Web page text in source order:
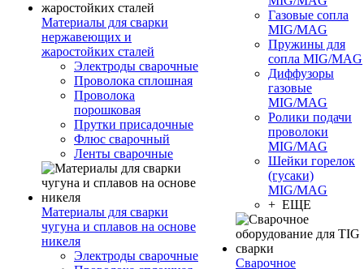
Материалы для сварки
нержавеющих и
жаростойких сталей
Электроды сварочные
Проволока сплошная
Проволока
порошковая
Прутки присадочные
Флюс сварочный
Ленты сварочные
Материалы для сварки
чугуна и сплавов на основе
никеля
Электроды сварочные
Газовые сопла
MIG/MAG
Пружины для
сопла MIG/MAG
Диффузоры
газовые
MIG/MAG
Ролики подачи
проволоки
MIG/MAG
Шейки горелок
(гусаки)
MIG/MAG
+ ЕЩЕ
Сварочное